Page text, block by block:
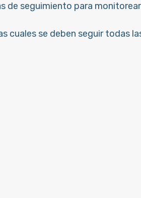
de seguimiento para
cuales se deben seguir todas